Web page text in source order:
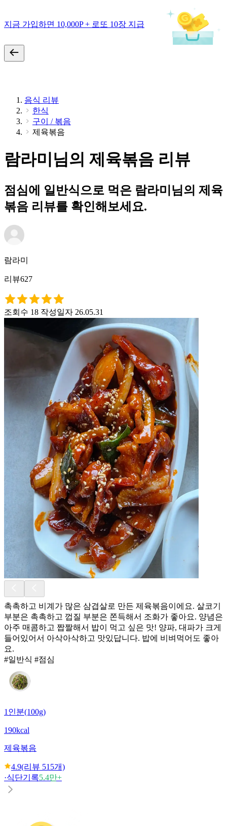
지금 가입하면 10,000P + 로또 10장 지급
음식 리뷰
한식
구이 / 볶음
제육볶음
람라미님의 제육볶음 리뷰
점심에 일반식으로 먹은 람라미님의 제육
볶음 리뷰를 확인해보세요.
람라미
리뷰627
조회수 18 작성일자 26.05.31
촉촉하고 비계가 많은 삼겹살로 만든 제육볶음이에요. 살코기
부분은 촉촉하고 껍질 부분은 쫀득해서 조화가 좋아요. 양념은
아주 매콤하고 짭짤해서 밥이 먹고 싶은 맛! 양파, 대파가 크게
들어있어서 아삭아삭하고 맛있답니다. 밥에 비벼먹어도 좋아
요.
#일반식 #점심
1인분(100g)
190kcal
제육볶음
4.9(리뷰 515개)
·식단기록5.4만+